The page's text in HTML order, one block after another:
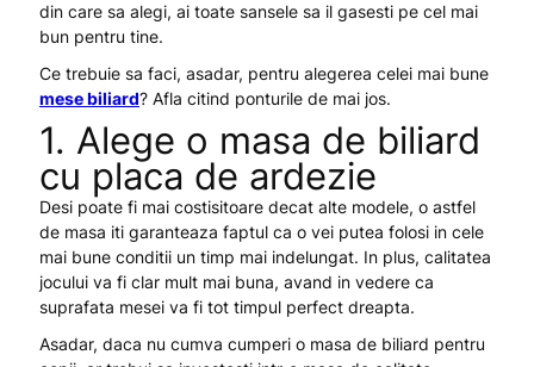
din care sa alegi, ai toate sansele sa il gasesti pe cel mai
bun pentru tine.
Ce trebuie sa faci, asadar, pentru alegerea celei mai bune
mese biliard? Afla citind ponturile de mai jos.
1. Alege o masa de biliard
cu placa de ardezie
Desi poate fi mai costisitoare decat alte modele, o astfel
de masa iti garanteaza faptul ca o vei putea folosi in cele
mai bune conditii un timp mai indelungat. In plus, calitatea
jocului va fi clar mult mai buna, avand in vedere ca
suprafata mesei va fi tot timpul perfect dreapta.
Asadar, daca nu cumva cumperi o masa de biliard pentru